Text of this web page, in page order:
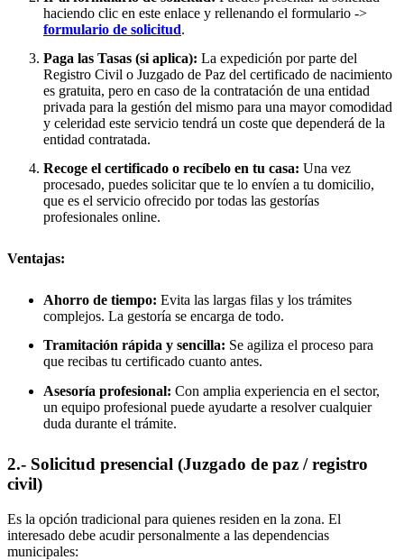
haciendo clic en este enlace y rellenando el formulario ->
formulario de solicitud.
Paga las Tasas (si aplica): La expedición por parte del
Registro Civil o Juzgado de Paz del certificado de nacimiento
es gratuita, pero en caso de la contratación de una entidad
privada para la gestión del mismo para una mayor comodidad
y celeridad este servicio tendrá un coste que dependerá de la
entidad contratada.
Recoge el certificado o recíbelo en tu casa: Una vez
procesado, puedes solicitar que te lo envíen a tu domicilio,
que es el servicio ofrecido por todas las gestorías
profesionales online.
Ventajas:
Ahorro de tiempo: Evita las largas filas y los trámites
complejos. La gestoría se encarga de todo.
Tramitación rápida y sencilla: Se agiliza el proceso para
que recibas tu certificado cuanto antes.
Asesoría profesional: Con amplia experiencia en el sector,
un equipo profesional puede ayudarte a resolver cualquier
duda durante el trámite.
2.- Solicitud presencial (Juzgado de paz / registro
civil)
Es la opción tradicional para quienes residen en la zona. El
interesado debe acudir personalmente a las dependencias
municipales: